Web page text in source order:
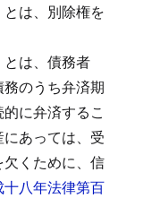
は、別除権を
は、債務者
のうち弁済期
に弁済するこ
あっては、受
くために、信
八年法律第百